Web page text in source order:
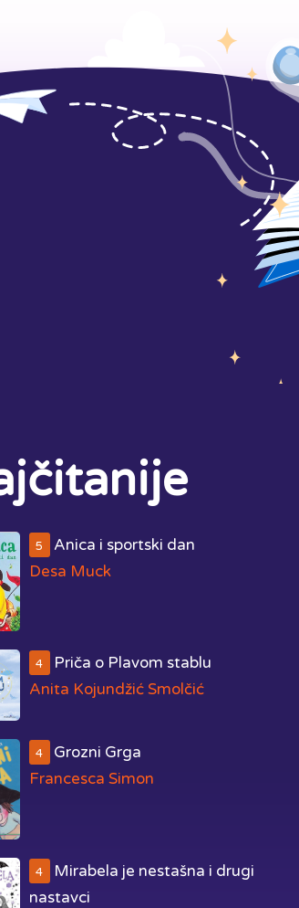
5
Anica i sportski dan
Desa Muck
4
Priča o Plavom stablu
Anita Kojundžić Smolčić
4
Grozni Grga
Francesca Simon
4
Mirabela je nestašna i drugi
nastavci